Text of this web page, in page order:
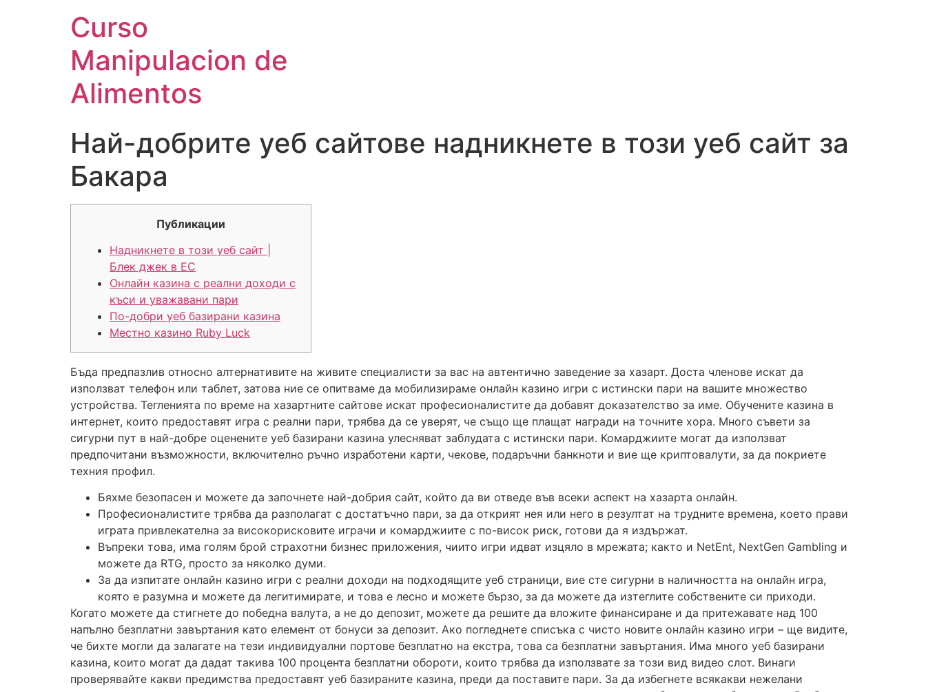
Curso
Manipulacion de
Alimentos
Най-добрите уеб сайтове надникнете в този уеб сайт за
Бакара
Публикации
Надникнете в този уеб сайт |
Блек джек в ЕС
Онлайн казина с реални доходи с
къси и уважавани пари
По-добри уеб базирани казина
Местно казино Ruby Luck
Бъда предпазлив относно алтернативите на живите специалисти за вас на автентично заведение за хазарт. Доста членове искат да
използват телефон или таблет, затова ние се опитваме да мобилизираме онлайн казино игри с истински пари на вашите множество
устройства. Тегленията по време на хазартните сайтове искат професионалистите да добавят доказателство за име. Обучените казина в
интернет, които предоставят игра с реални пари, трябва да се уверят, че също ще плащат награди на точните хора. Много съвети за
сигурни пут в най-добре оценените уеб базирани казина улесняват заблудата с истински пари. Комарджиите могат да използват
предпочитани възможности, включително ръчно изработени карти, чекове, подаръчни банкноти и вие ще криптовалути, за да покриете
техния профил.
Бяхме безопасен и можете да започнете най-добрия сайт, който да ви отведе във всеки аспект на хазарта онлайн.
Професионалистите трябва да разполагат с достатъчно пари, за да открият нея или него в резултат на трудните времена, което прави
играта привлекателна за високорисковите играчи и комарджиите с по-висок риск, готови да я издържат.
Въпреки това, има голям брой страхотни бизнес приложения, чиито игри идват изцяло в мрежата; както и NetEnt, NextGen Gambling и
можете да RTG, просто за няколко думи.
За да изпитате онлайн казино игри с реални доходи на подходящите уеб страници, вие сте сигурни в наличността на онлайн игра,
която е разумна и можете да легитимирате, и това е лесно и можете бързо, за да можете да изтеглите собствените си приходи.
Когато можете да стигнете до победна валута, а не до депозит, можете да решите да вложите финансиране и да притежавате над 100
напълно безплатни завъртания като елемент от бонуси за депозит. Ако погледнете списъка с чисто новите онлайн казино игри – ще видите,
че бихте могли да залагате на тези индивидуални портове безплатно на екстра, това са безплатни завъртания. Има много уеб базирани
казина, които могат да дадат такива 100 процента безплатни обороти, които трябва да използвате за този вид видео слот. Винаги
проверявайте какви предимства предоставят уеб базираните казина, преди да поставите пари. За да избегнете всякакви нежелани